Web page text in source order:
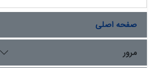
صفحه اصلی
مرور